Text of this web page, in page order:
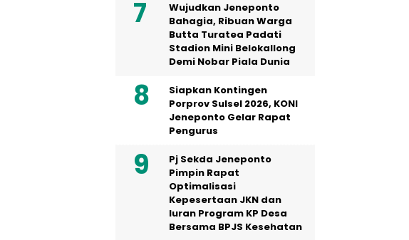
Wujudkan Jeneponto
Bahagia, Ribuan Warga
Butta Turatea Padati
Stadion Mini Belokallong
Demi Nobar Piala Dunia
Siapkan Kontingen
Porprov Sulsel 2026, KONI
Jeneponto Gelar Rapat
Pengurus
Pj Sekda Jeneponto
Pimpin Rapat
Optimalisasi
Kepesertaan JKN dan
Iuran Program KP Desa
Bersama BPJS Kesehatan